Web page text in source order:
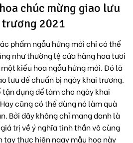
chúc mừng giao lưu
2021
phẩm ngẫu hứng mới chỉ có thể
như thường lệ cửa hàng hoa tươi
kiểu hoa ngẫu hứng mới. Đó là
lưu để chuẩn bị ngày khai trương.
dụng để làm cho ngày khai
cũng có thể dùng nó làm quà
Bởi đây không chỉ mang danh là
trị về ý nghĩa tinh thần vô cùng
tay thực hiện ngay mẫu hoa này